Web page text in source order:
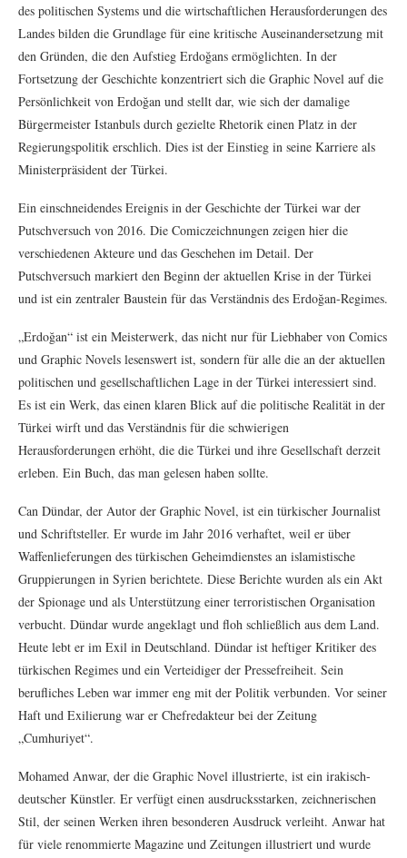
des politischen Systems und die wirtschaftlichen Herausforderungen des
Landes bilden die Grundlage für eine kritische Auseinandersetzung mit
den Gründen, die den Aufstieg Erdoğans ermöglichten. In der
Fortsetzung der Geschichte konzentriert sich die Graphic Novel auf die
Persönlichkeit von Erdoğan und stellt dar, wie sich der damalige
Bürgermeister Istanbuls durch gezielte Rhetorik einen Platz in der
Regierungspolitik erschlich. Dies ist der Einstieg in seine Karriere als
Ministerpräsident der Türkei.
Ein einschneidendes Ereignis in der Geschichte der Türkei war der
Putschversuch von 2016. Die Comiczeichnungen zeigen hier die
verschiedenen Akteure und das Geschehen im Detail. Der
Putschversuch markiert den Beginn der aktuellen Krise in der Türkei
und ist ein zentraler Baustein für das Verständnis des Erdoğan-Regimes.
„Erdoğan“ ist ein Meisterwerk, das nicht nur für Liebhaber von Comics
und Graphic Novels lesenswert ist, sondern für alle die an der aktuellen
politischen und gesellschaftlichen Lage in der Türkei interessiert sind.
Es ist ein Werk, das einen klaren Blick auf die politische Realität in der
Türkei wirft und das Verständnis für die schwierigen
Herausforderungen erhöht, die die Türkei und ihre Gesellschaft derzeit
erleben. Ein Buch, das man gelesen haben sollte.
Can Dündar, der Autor der Graphic Novel, ist ein türkischer Journalist
und Schriftsteller. Er wurde im Jahr 2016 verhaftet, weil er über
Waffenlieferungen des türkischen Geheimdienstes an islamistische
Gruppierungen in Syrien berichtete. Diese Berichte wurden als ein Akt
der Spionage und als Unterstützung einer terroristischen Organisation
verbucht. Dündar wurde angeklagt und floh schließlich aus dem Land.
Heute lebt er im Exil in Deutschland. Dündar ist heftiger Kritiker des
türkischen Regimes und ein Verteidiger der Pressefreiheit. Sein
berufliches Leben war immer eng mit der Politik verbunden. Vor seiner
Haft und Exilierung war er Chefredakteur bei der Zeitung
„Cumhuriyet“.
Mohamed Anwar, der die Graphic Novel illustrierte, ist ein irakisch-
deutscher Künstler. Er verfügt einen ausdrucksstarken, zeichnerischen
Stil, der seinen Werken ihren besonderen Ausdruck verleiht. Anwar hat
für viele renommierte Magazine und Zeitungen illustriert und wurde